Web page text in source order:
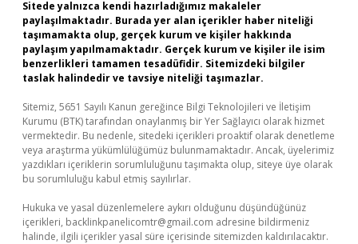
Sitede yalnızca kendi hazırladığımız makaleler
paylaşılmaktadır. Burada yer alan içerikler haber niteliği
taşımamakta olup, gerçek kurum ve kişiler hakkında
paylaşım yapılmamaktadır. Gerçek kurum ve kişiler ile isim
benzerlikleri tamamen tesadüfidir. Sitemizdeki bilgiler
taslak halindedir ve tavsiye niteliği taşımazlar.
Sitemiz, 5651 Sayılı Kanun gereğince Bilgi Teknolojileri ve İletişim
Kurumu (BTK) tarafından onaylanmış bir Yer Sağlayıcı olarak hizmet
vermektedir. Bu nedenle, sitedeki içerikleri proaktif olarak denetleme
veya araştırma yükümlülüğümüz bulunmamaktadır. Ancak, üyelerimiz
yazdıkları içeriklerin sorumluluğunu taşımakta olup, siteye üye olarak
bu sorumluluğu kabul etmiş sayılırlar.
Hukuka ve yasal düzenlemelere aykırı olduğunu düşündüğünüz
içerikleri, backlinkpanelicomtr@gmail.com adresine bildirmeniz
halinde, ilgili içerikler yasal süre içerisinde sitemizden kaldırılacaktır.